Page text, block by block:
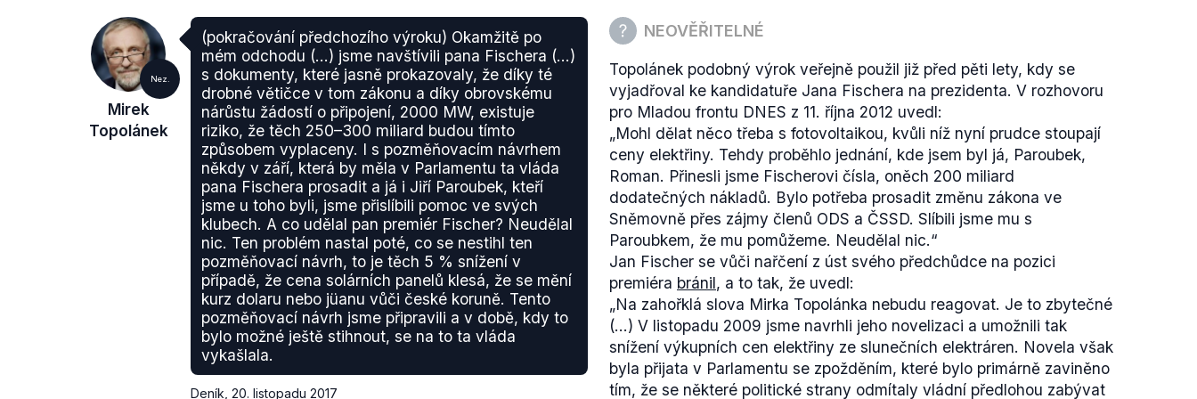
královstvíexistujítribunály a rady aplikující právo šaria v
náboženských otázkách, jejich rozhodnutí však nejsou bez potvrzení
soudem právně závazná.
To však nevylučuje, že v západní Evropě existují místa, ve kterých se
shlukuje chudší část obyvatel a která eviduje vyšší počet trestních
deliktů. Francie již od roku 1996eviduje751 tzv. citlivých městských
zón, které jsou pro francouzskou policii prioritní oblastí. Švédská
policie pak podle zprávy z letošního června identifikuje 61
míst se zvýšenou kriminalitou. Podlevyjádřeníšvédské vlády to však
neznamená, že v nich neplatí švédské právo či že se do nich švédská
policie bojí chodit.
Ve všech případech, které bývají uváděny (tj. Velká Británie, Francie
nebo Švédsko), se diskutuje zejména o bezpečnostních otázkách.
Není ovšem pravdou, že by v uváděných místech neplatilo právo
daného státu a bylo nahrazováno právem šaría.
Nez.
Mirek
Topolánek
(pokračování předchozího výroku) Okamžitě po
mém odchodu (...) jsme navštívili pana Fischera (...)
s dokumenty, které jasně prokazovaly, že díky té
drobné větičce v tom zákonu a díky obrovskému
nárůstu žádostí o připojení, 2000 MW, existuje
riziko, že těch 250–300 miliard budou tímto
způsobem vyplaceny. I s pozměňovacím návrhem
někdy v září, která by měla v Parlamentu ta vláda
pana Fischera prosadit a já i Jiří Paroubek, kteří
jsme u toho byli, jsme přislíbili pomoc ve svých
klubech. A co udělal pan premiér Fischer? Neudělal
nic. Ten problém nastal poté, co se nestihl ten
pozměňovací návrh, to je těch 5 % snížení v
případě, že cena solárních panelů klesá, že se mění
kurz dolaru nebo jüanu vůči české koruně. Tento
pozměňovací návrh jsme připravili a v době, kdy to
bylo možné ještě stihnout, se na to ta vláda
vykašlala.
Deník 20. listopadu 2017
NEOVĚŘITELNÉ
Topolánek podobný výrok veřejně použil již před pěti lety, kdy se
vyjadřoval ke kandidatuře Jana Fischera na prezidenta. V rozhovoru
pro Mladou frontu DNES z 11. října 2012 uvedl:
„Mohl dělat něco třeba s fotovoltaikou, kvůli níž nyní prudce stoupají
ceny elektřiny. Tehdy proběhlo jednání, kde jsem byl já, Paroubek,
Roman. Přinesli jsme Fischerovi čísla, oněch 200 miliard
dodatečných nákladů. Bylo potřeba prosadit změnu zákona ve
Sněmovně přes zájmy členů ODS a ČSSD. Slíbili jsme mu s
Paroubkem, že mu pomůžeme. Neudělal nic.“
Jan Fischer se vůči nařčení z úst svého předchůdce na pozici
premiéra bránil, a to tak, že uvedl:
„Na zahořklá slova Mirka Topolánka nebudu reagovat. Je to zbytečné
(...) V listopadu 2009 jsme navrhli jeho novelizaci a umožnili tak
snížení výkupních cen elektřiny ze slunečních elektráren. Novela však
byla přijata v Parlamentu se zpožděním, které bylo primárně zaviněno
tím, že se některé politické strany odmítaly vládní předlohou zabývat